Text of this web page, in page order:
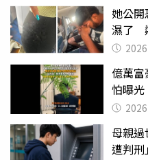
她公
濕了
億萬
怕曝
母親
遭判